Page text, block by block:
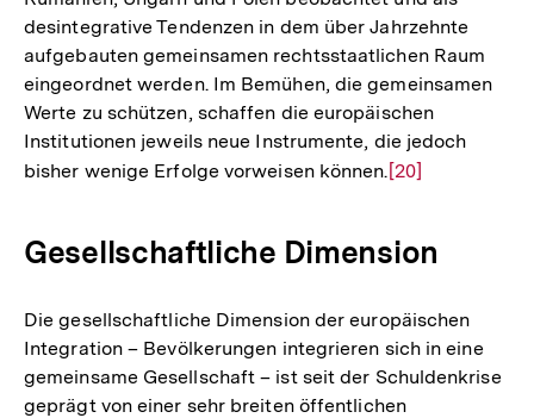
desintegrative Tendenzen in dem über Jahrzehnte
aufgebauten gemeinsamen rechtsstaatlichen Raum
eingeordnet werden. Im Bemühen, die gemeinsamen
Werte zu schützen, schaffen die europäischen
Institutionen jeweils neue Instrumente, die jedoch
bisher wenige Erfolge vorweisen können.Zur
Fußnote
[20]
Gesellschaftliche Dimension
Die gesellschaftliche Dimension der europäischen
Integration – Bevölkerungen integrieren sich in eine
gemeinsame Gesellschaft – ist seit der Schuldenkrise
geprägt von einer sehr breiten öffentlichen